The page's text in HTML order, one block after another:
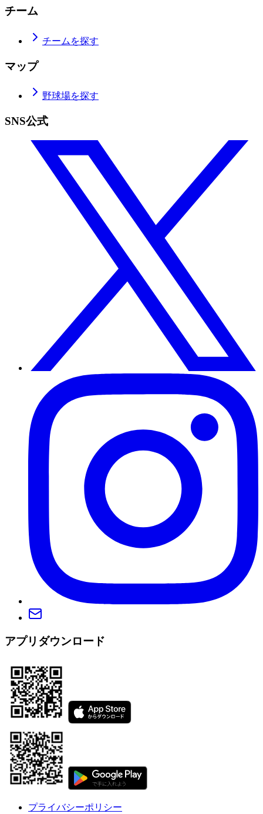
チーム
チームを探す
マップ
野球場を探す
SNS公式
アプリダウンロード
プライバシーポリシー